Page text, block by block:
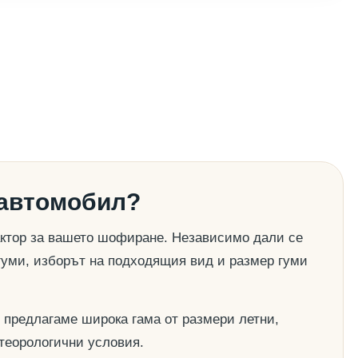
за вашето шофиране. Независимо дали се
изборът на подходящия вид и размер гуми
широка гама от размери летни,
условия.